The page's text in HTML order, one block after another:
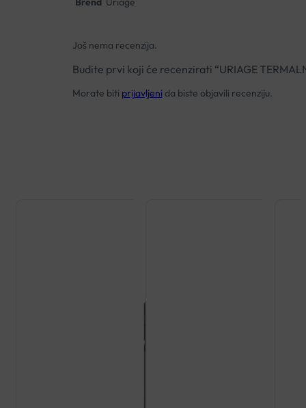
Još nema recenzija.
Budite prvi koji će recenzirati “URIAGE
Morate biti prijavljeni da biste objavili recenziju.